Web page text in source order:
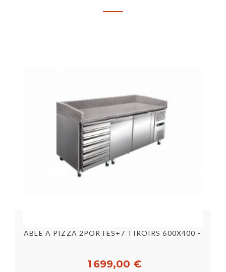
TABLE A PIZZA 2PORTES+7 TIROIRS 600X400 - 2010X800X825...
1 699,00 €